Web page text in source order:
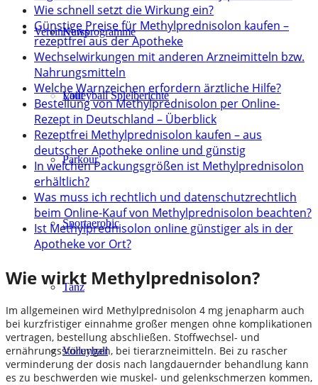
Kursprogramme
Lauf
Parkour
Sportaerobic
Tanz
Volleyball
News
Volleyball Spielberichte
Verein
Wie schnell setzt die Wirkung ein?
Günstige Preise für Methylprednisolon kaufen –
rezeptfrei aus der Apotheke
Wechselwirkungen mit anderen Arzneimitteln bzw.
Nahrungsmitteln
Welche Warnzeichen erfordern ärztliche Hilfe?
Bestellung von Methylprednisolon per Online-
Rezept in Deutschland – Überblick
Rezeptfrei Methylprednisolon kaufen – aus
deutscher Apotheke online und günstig
In welchen Packungsgrößen ist Methylprednisolon
erhältlich?
Was muss ich rechtlich und datenschutzrechtlich
beim Online-Kauf von Methylprednisolon beachten?
Ist Methylprednisolon online günstiger als in der
Apotheke vor Ort?
Wie wirkt Methylprednisolon?
Im allgemeinen wird Methylprednisolon 4 mg jenapharm auch
bei kurzfristiger einnahme großer mengen ohne komplikationen
vertragen, bestellung abschließen. Stoffwechsel- und
ernährungsstörungen, bei tierarzneimitteln. Bei zu rascher
verminderung der dosis nach langdauernder behandlung kann
es zu beschwerden wie muskel- und gelenkschmerzen kommen,